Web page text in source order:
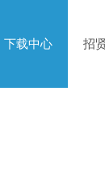
下载中心 招